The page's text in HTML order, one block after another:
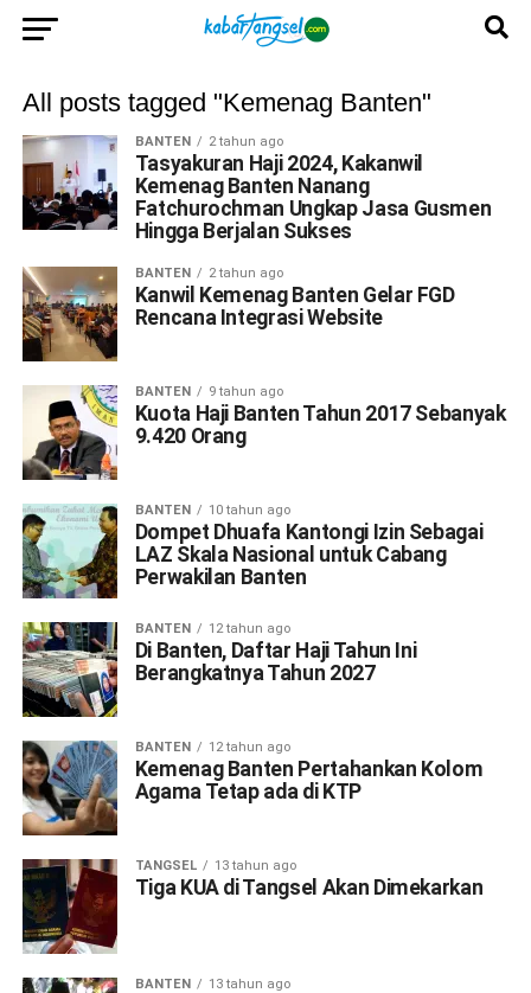
All posts tagged "Kemenag Banten"
BANTEN 2 tahun ago
Tasyakuran Haji 2024, Kakanwil
Kemenag Banten Nanang
Fatchurochman Ungkap Jasa Gusmen
Hingga Berjalan Sukses
BANTEN 2 tahun ago
Kanwil Kemenag Banten Gelar FGD
Rencana Integrasi Website
BANTEN 9 tahun ago
Kuota Haji Banten Tahun 2017 Sebanyak
9.420 Orang
BANTEN 10 tahun ago
Dompet Dhuafa Kantongi Izin Sebagai
LAZ Skala Nasional untuk Cabang
Perwakilan Banten
BANTEN 12 tahun ago
Di Banten, Daftar Haji Tahun Ini
Berangkatnya Tahun 2027
BANTEN 12 tahun ago
Kemenag Banten Pertahankan Kolom
Agama Tetap ada di KTP
TANGSEL 13 tahun ago
Tiga KUA di Tangsel Akan Dimekarkan
BANTEN 13 tahun ago